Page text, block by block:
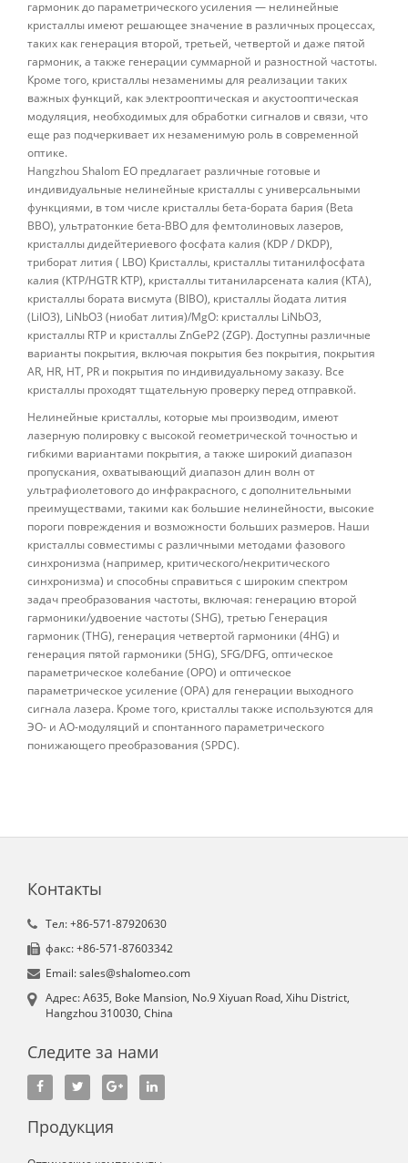
гармоник до параметрического усиления — нелинейные
кристаллы имеют решающее значение в различных процессах,
таких как генерация второй, третьей, четвертой и даже пятой
гармоник, а также генерации суммарной и разностной частоты.
Кроме того, кристаллы незаменимы для реализации таких
важных функций, как электрооптическая и акустооптическая
модуляция, необходимых для обработки сигналов и связи, что
еще раз подчеркивает их незаменимую роль в современной
оптике.
Hangzhou Shalom EO предлагает различные готовые и
индивидуальные нелинейные кристаллы с универсальными
функциями, в том числе кристаллы бета-бората бария (Beta
BBO), ультратонкие бета-BBO для фемтолиновых лазеров,
кристаллы дидейтериевого фосфата калия (KDP / DKDP),
триборат лития ( LBO) Кристаллы, кристаллы титанилфосфата
калия (KTP/HGTR KTP), кристаллы титаниларсената калия (KTA),
кристаллы бората висмута (BIBO), кристаллы йодата лития
(LiIO3), LiNbO3 (ниобат лития)/MgO: кристаллы LiNbO3,
кристаллы RTP и кристаллы ZnGeP2 (ZGP). Доступны различные
варианты покрытия, включая покрытия без покрытия, покрытия
AR, HR, HT, PR и покрытия по индивидуальному заказу. Все
кристаллы проходят тщательную проверку перед отправкой.
Нелинейные кристаллы, которые мы производим, имеют
лазерную полировку с высокой геометрической точностью и
гибкими вариантами покрытия, а также широкий диапазон
пропускания, охватывающий диапазон длин волн от
ультрафиолетового до инфракрасного, с дополнительными
преимуществами, такими как большие нелинейности, высокие
пороги повреждения и возможности больших размеров. Наши
кристаллы совместимы с различными методами фазового
синхронизма (например, критического/некритического
синхронизма) и способны справиться с широким спектром
задач преобразования частоты, включая: генерацию второй
гармоники/удвоение частоты (SHG), третью Генерация
гармоник (THG), генерация четвертой гармоники (4HG) и
генерация пятой гармоники (5HG), SFG/DFG, оптическое
параметрическое колебание (OPO) и оптическое
параметрическое усиление (OPA) для генерации выходного
сигнала лазера. Кроме того, кристаллы также используются для
ЭО- и АО-модуляций и спонтанного параметрического
понижающего преобразования (SPDC).
Контакты
Tел: +86-571-87920630
факс: +86-571-87603342
Email: sales@shalomeo.com
Aдрес: A635, Boke Mansion, No.9 Xiyuan Road, Xihu District,
Hangzhou 310030, China
Следите за нами
Продукция